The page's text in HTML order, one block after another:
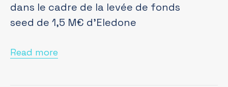
dans le cadre de la levée de fonds
seed de 1,5 M€ d’Eledone
Read more